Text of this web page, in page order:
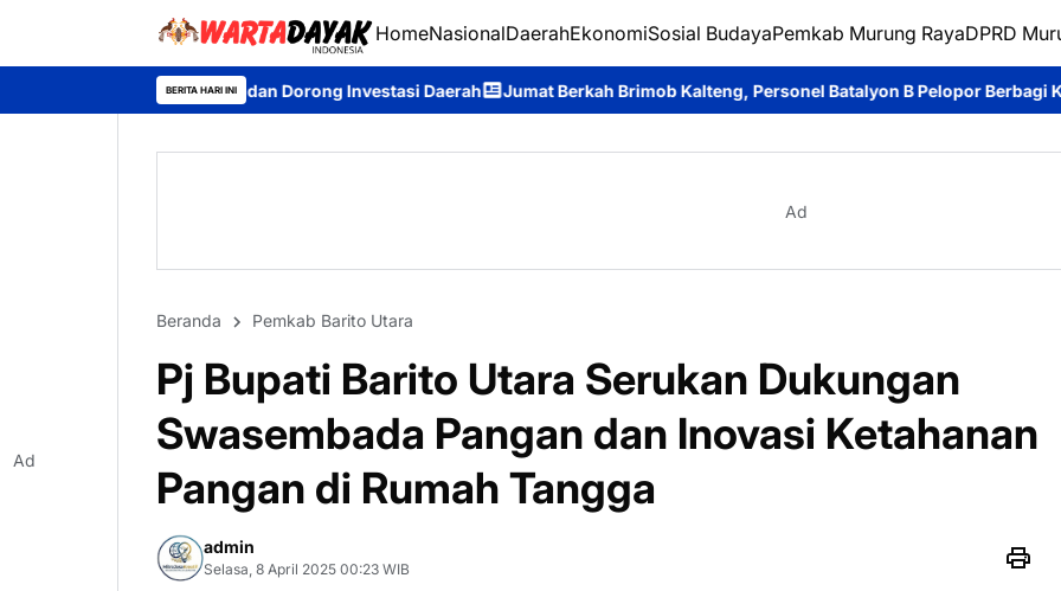
HomeNasionalDaerahEkonomiSosial BudayaPemkab Murung RayaDPRD
BERITA HARI INI
dan Dorong Investasi Daerah Jumat Berkah Brimob Kalteng, Personel Batalyon B Pelopor Berbagi Kebahagiaan
Ad
Beranda Pemkab Barito Utara
Pj Bupati Barito Utara Serukan Dukungan
Swasembada Pangan dan Inovasi Ketahanan
Pangan di Rumah Tangga
admin
Selasa, 8 April 2025 00:23 WIB
Ad